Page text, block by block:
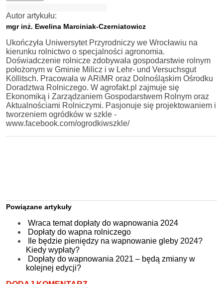
Autor artykułu:
mgr inż. Ewelina Marciniak-Czerniatowicz
Ukończyła Uniwersytet Przyrodniczy we Wrocławiu na
kierunku rolnictwo o specjalności agronomia.
Doświadczenie rolnicze zdobywała gospodarstwie rolnym
położonym w Gminie Milicz i w Lehr- und Versuchsgut
Köllitsch. Pracowała w ARiMR oraz Dolnośląskim Ośrodku
Doradztwa Rolniczego. W agrofakt.pl zajmuje się
Ekonomiką i Zarządzaniem Gospodarstwem Rolnym oraz
Aktualnościami Rolniczymi. Pasjonuje się projektowaniem i
tworzeniem ogródków w szkle -
www.facebook.com/ogrodkiwszkle/
Powiązane artykuły
Wraca temat dopłaty do wapnowania 2024
Dopłaty do wapna rolniczego
Ile będzie pieniędzy na wapnowanie gleby 2024?
Kiedy wypłaty?
Dopłaty do wapnowania 2021 – będą zmiany w
kolejnej edycji?